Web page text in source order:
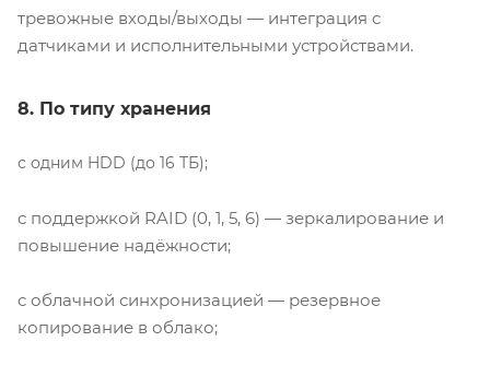
тревожные входы/выходы — интеграция с
датчиками и исполнительными устройствами.
8. По типу хранения
с одним HDD (до 16 ТБ);
с поддержкой RAID (0, 1, 5, 6) — зеркалирование и
повышение надёжности;
с облачной синхронизацией — резервное
копирование в облако;